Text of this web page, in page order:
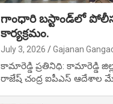
గాంధారి బస్టాండ్‌లో
కార్యక్రమం.
July 3, 2026 Gajanan
కామారెడ్డి ప్రతినిధి: కామారెడ్డి
రాజేష్ చంద్ర ఐపీఎస్ ఆదేశాల